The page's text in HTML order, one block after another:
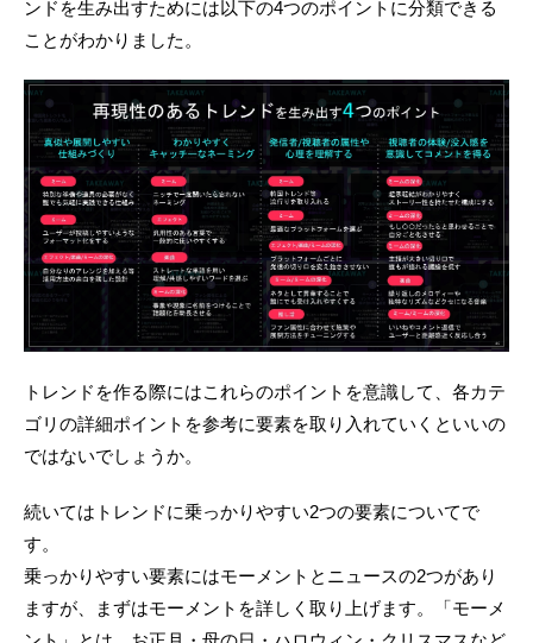
ンドを生み出すためには以下の4つのポイントに分類できる
ことがわかりました。
トレンドを作る際にはこれらのポイントを意識して、各カテ
ゴリの詳細ポイントを参考に要素を取り入れていくといいの
ではないでしょうか。
続いてはトレンドに乗っかりやすい2つの要素についてで
す。
乗っかりやすい要素にはモーメントとニュースの2つがあり
ますが、まずはモーメントを詳しく取り上げます。「モーメ